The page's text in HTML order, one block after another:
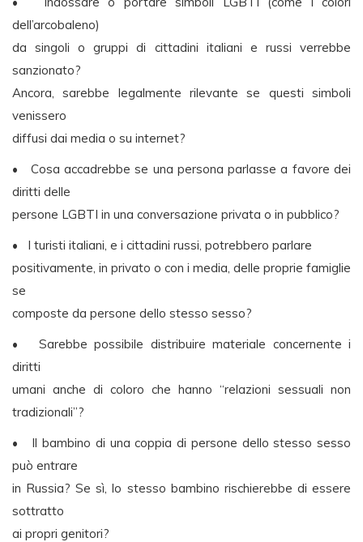
dell’arcobaleno)
da singoli o gruppi di cittadini italiani e russi verrebbe
sanzionato?
Ancora, sarebbe legalmente rilevante se questi simboli
venissero
diffusi dai media o su internet?
• Cosa accadrebbe se una persona parlasse a favore dei
diritti delle
persone LGBTI in una conversazione privata o in pubblico?
• I turisti italiani, e i cittadini russi, potrebbero parlare
positivamente, in privato o con i media, delle proprie famiglie
se
composte da persone dello stesso sesso?
• Sarebbe possibile distribuire materiale concernente i
diritti
umani anche di coloro che hanno “relazioni sessuali non
tradizionali”?
• Il bambino di una coppia di persone dello stesso sesso
può entrare
in Russia? Se sì, lo stesso bambino rischierebbe di essere
sottratto
ai propri genitori?